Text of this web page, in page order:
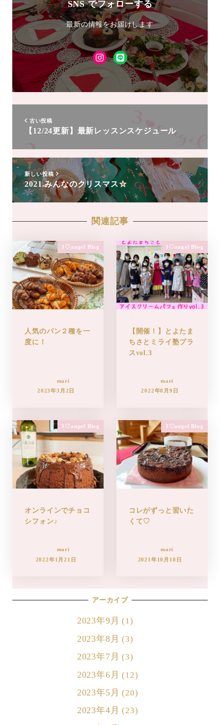
SNS でフォローする
最新の情報をお届けします
Instagram
LINE
友
達
追
古い投稿
【12/24更新】最新レッスンスケジュール
新しい投稿
2021.みんなのクリスマス☆
関連記事
3♡angel Blog
人気のパン２種を一
度に！
mari
2023年3月2日
3♡angel Blog
【開催！】とよたま
ちさとミライ塾プラ
スvol.3
mari
2022年8月9日
3♡angel Blog
オンラインでチョコ
シフォン♪
mari
2022年1月21日
3♡angel Blog
コレがずっと習いた
くて♡
mari
2021年10月18日
アーカイブ
2023年9月 (1)
2023年8月 (3)
2023年7月 (3)
2023年6月 (12)
2023年5月 (20)
2023年4月 (23)